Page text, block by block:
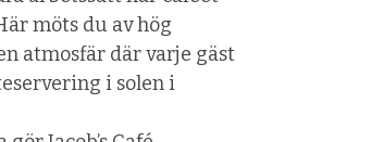
möts du av hög
atmosfär där varje gäst
i solen i